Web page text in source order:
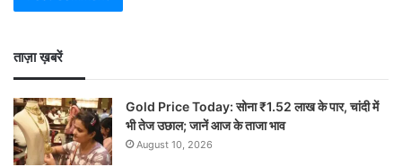
ताज़ा ख़बरें
Gold Price Today: सोना ₹1.52 लाख के पार, चांदी में
भी तेज उछाल; जानें आज के ताजा भाव
August 10, 2026